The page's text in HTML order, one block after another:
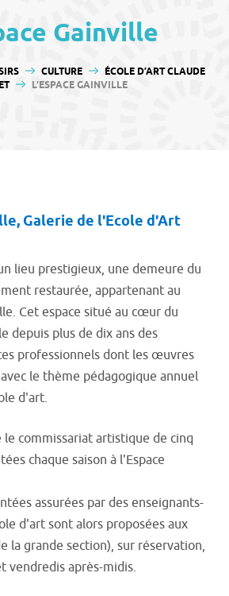
Gainville
CULTURE
ÉCOLE D’ART CLAUDE
L’ESPACE GAINVILLE
Galerie de l'Ecole d'Art
lieu prestigieux, une demeure du
restaurée, appartenant au
Cet espace situé au cœur du
depuis plus de dix ans des
professionnels dont les œuvres
le thème pédagogique annuel
d'art.
le commissariat artistique de cinq
chaque saison à l'Espace
assurées par des enseignants-
d'art sont alors proposées aux
la grande section), sur réservation,
vendredis après-midis.